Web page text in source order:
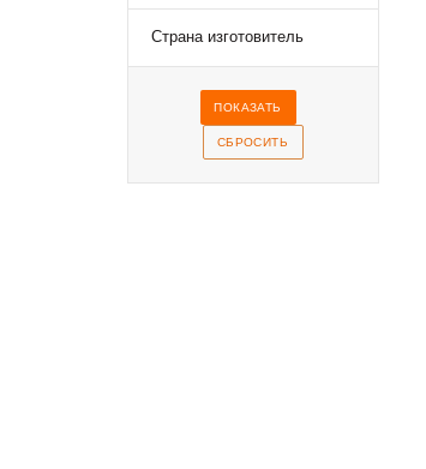
Соковыжималки ручные
Воронки кухонные
Мерные емкости, дозаторы
Консервные ножи
Ножи и аксессуары
Страна изготовитель